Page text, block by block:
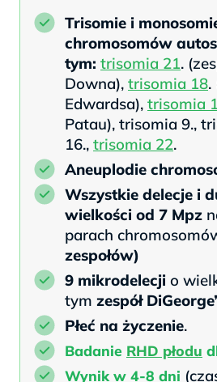
Trisomie i monosomie 22 par
chromosomów
tym: trisomia 21.
Downa), trisomia 18.
Edwardsa), trisomia
Patau), trisomia 9.,
16., trisomia 22.
Aneuplodie
Wszystkie delecje i duplikacje o
wielkości od 7 Mpz
parach
zespołów)
9 mikrodelecji o
tym zespół
Płeć na życzenie.
Badanie RHD płodu
Wynik w 4-8 dni